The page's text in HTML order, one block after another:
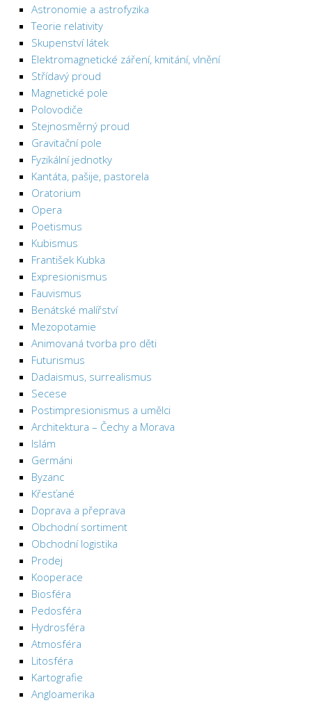
Astronomie a astrofyzika
Teorie relativity
Skupenství látek
Elektromagnetické záření, kmitání, vlnění
Střídavý proud
Magnetické pole
Polovodiče
Stejnosměrný proud
Gravitační pole
Fyzikální jednotky
Kantáta, pašije, pastorela
Oratorium
Opera
Poetismus
Kubismus
František Kubka
Expresionismus
Fauvismus
Benátské malířství
Mezopotamie
Animovaná tvorba pro děti
Futurismus
Dadaismus, surrealismus
Secese
Postimpresionismus a umělci
Architektura – Čechy a Morava
Islám
Germáni
Byzanc
Křesťané
Doprava a přeprava
Obchodní sortiment
Obchodní logistika
Prodej
Kooperace
Biosféra
Pedosféra
Hydrosféra
Atmosféra
Litosféra
Kartografie
Angloamerika